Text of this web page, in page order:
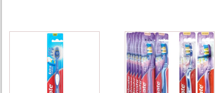
46072
46075
-
Colgate
Zig
Zag
Medium